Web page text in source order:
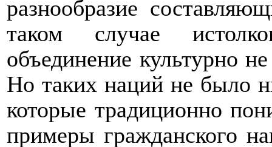
разнообразие
таком случае
объединение культурно
Но таких наций не было
которые традиционно
примеры гражданского